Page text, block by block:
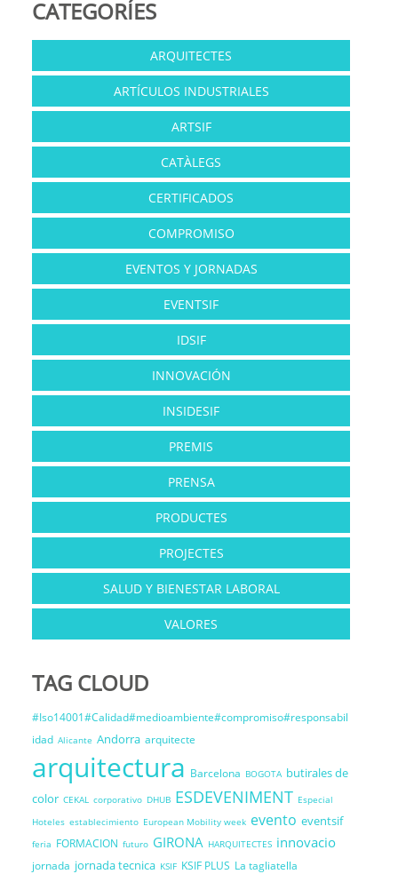
CATEGORÍES
ARQUITECTES
ARTÍCULOS INDUSTRIALES
ARTSIF
CATÀLEGS
CERTIFICADOS
COMPROMISO
EVENTOS Y JORNADAS
EVENTSIF
IDSIF
INNOVACIÓN
INSIDESIF
PREMIS
PRENSA
PRODUCTES
PROJECTES
SALUD Y BIENESTAR LABORAL
VALORES
TAG CLOUD
#Iso14001#Calidad#medioambiente#compromiso#responsabil
idad Alicante Andorra arquitecte
arquitectura Barcelona BOGOTA butirales de
color CEKAL corporativo DHUB ESDEVENIMENT Especial
Hoteles establecimiento European Mobility week evento eventsif
feria FORMACION futuro GIRONA HARQUITECTES innovacio
jornada jornada tecnica KSIF KSIF PLUS La tagliatella